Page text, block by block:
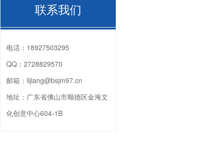
联系我们
电话： 18927503295
QQ： 2728829570
邮箱： lijiang@bsjm97.cn
地址： 广东省佛山市顺德区金海文
化创意中心604-1B